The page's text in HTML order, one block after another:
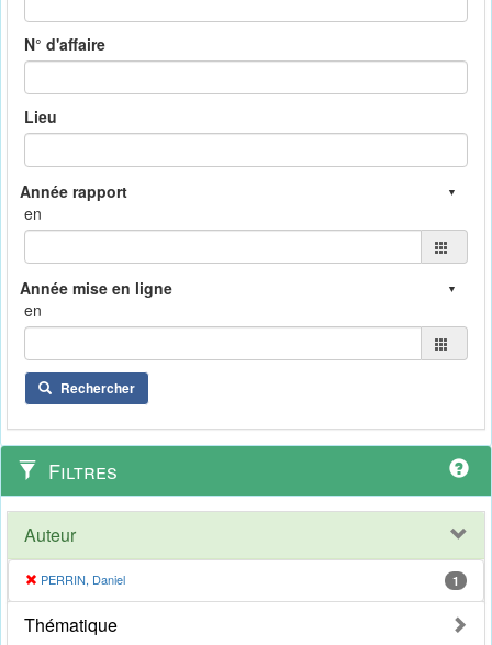
N° d'affaire
Lieu
en
en
Rechercher
Filtres
Auteur
PERRIN, Daniel 1
Thématique